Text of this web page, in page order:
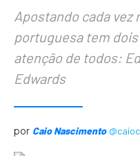
Apostando cada vez
portuguesa tem
atenção de todos:
Edwards
por Caio Nascimento